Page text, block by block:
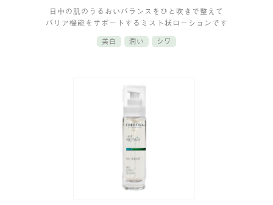
日中の肌のうるおいバランスをひと吹きで整えて
バリア機能をサポートするミスト状ローションです
美白 潤い シワ